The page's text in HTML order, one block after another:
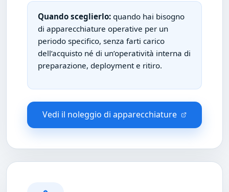
Quando sceglierlo: quando hai bisogno
di apparecchiature operative per un
periodo specifico, senza farti carico
dell’acquisto né di un’operatività interna di
preparazione, deployment e ritiro.
Vedi il noleggio di apparecchiature